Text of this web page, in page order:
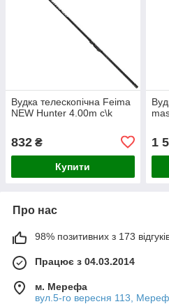
Вудка телескопічна Feima
NEW Hunter 4.00m c\k
832 ₴
Купити
1
Про нас
98% позитивних з 173
Працює з 04.03.2014
м. Мерефа
вул.5-го вересня 113,